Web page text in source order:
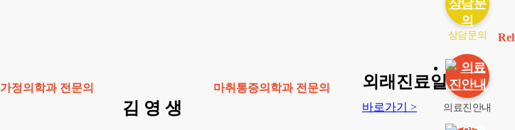
가정의학과 전문의 마취통증의학과 전문의
김 영 생
외래진료일정
바로가기 >
상담문의
의료진안내